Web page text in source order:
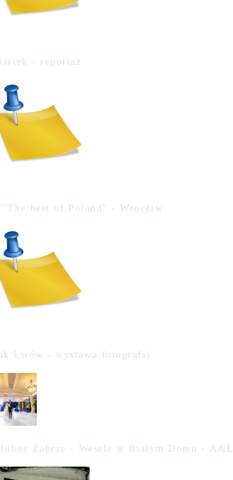
- reportaż
"The best of Poland" - Wrocław
Lwów - wystawa fotografii
Zabrze - Wesele w Białym Domu - A&Ł